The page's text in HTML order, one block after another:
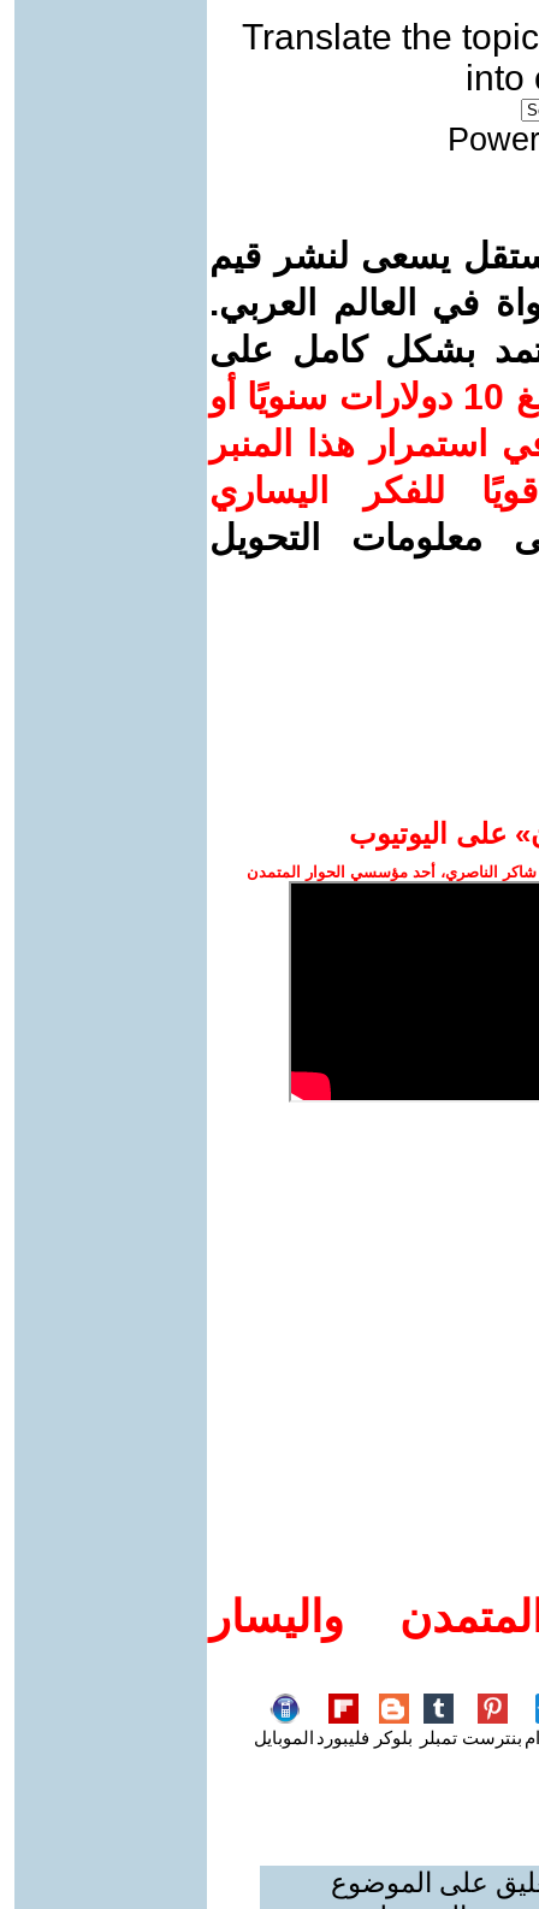
Translate the topic
into
يسعى لنشر قيم
في العالم العربي.
بشكل كامل على
ساهم/ي معنا! بدعمكم بمبلغ 10 دولارات سنويًا أو
استمرار هذا المنبر
للفكر اليساري
معلومات التحويل
على اليوتيوب
الناصري، أحد مؤسسي الحوار المتمدن
واليسار
بنترست تمبلر بلوكر فليبورد الموبايل
على الموضوع